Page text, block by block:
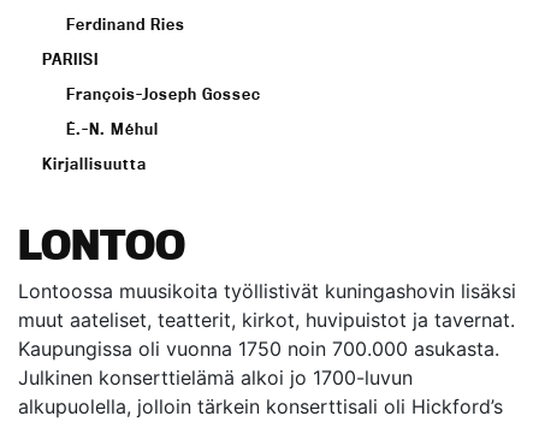
Ferdinand Ries
PARIISI
François-Joseph Gossec
É.-N. Méhul
Kirjallisuutta
LONTOO
Lontoossa muusikoita työllistivät kuningashovin lisäksi
muut aateliset, teatterit, kirkot, huvipuistot ja tavernat.
Kaupungissa oli vuonna 1750 noin 700.000 asukasta.
Julkinen konserttielämä alkoi jo 1700-luvun
alkupuolella, jolloin tärkein konserttisali oli Hickford’s